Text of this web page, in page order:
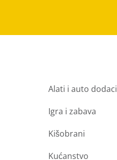
Alati i auto dodaci
Igra i zabava
Kišobrani
Kućanstvo